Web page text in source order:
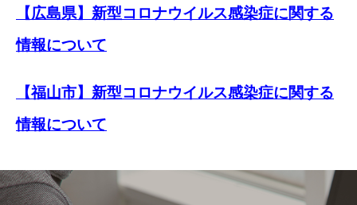
【広島県】新型コロナウイルス感染症に関する
情報について
【福山市】新型コロナウイルス感染症に関する
情報について